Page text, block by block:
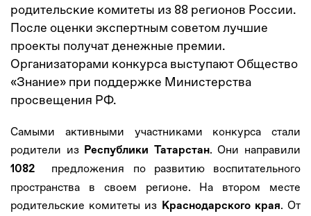
родительские комитеты из 88 регионов России.
После оценки экспертным советом лучшие
проекты получат денежные премии.
Организаторами конкурса выступают Общество
«Знание» при поддержке Министерства
просвещения РФ.
Самыми активными участниками конкурса стали
родители из
Республики Татарстан. Они направили
1082 предложения по развитию воспитательного
пространства в своем регионе. На втором месте
родительские комитеты из
Краснодарского края. От